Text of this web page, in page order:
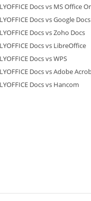
Docs vs MS Office
Docs vs Google Docs
Docs vs Zoho Docs
Docs vs LibreOffice
Docs vs WPS
Docs vs Adobe
Docs vs Hancom